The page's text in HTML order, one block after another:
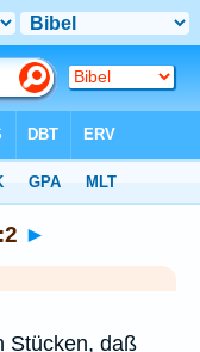
►
Stücken, daß